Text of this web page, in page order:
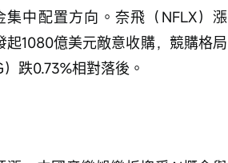
中配置方向。奈飛（NFLX）漲
1080億美元敵意收購，競購格局
跌0.73%相對落後。